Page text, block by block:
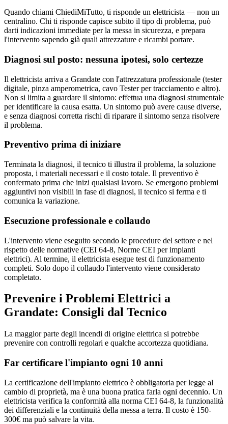
Quando chiami ChiediMiTutto, ti risponde un elettricista — non un
centralino. Chi ti risponde capisce subito il tipo di problema, può
darti indicazioni immediate per la messa in sicurezza, e prepara
l'intervento sapendo già quali attrezzature e ricambi portare.
Diagnosi sul posto: nessuna ipotesi, solo certezze
Il elettricista arriva a Grandate con l'attrezzatura professionale (tester
digitale, pinza amperometrica, cavo Tester per tracciamento e altro).
Non si limita a guardare il sintomo: effettua una diagnosi strumentale
per identificare la causa esatta. Un sintomo può avere cause diverse,
e senza diagnosi corretta rischi di riparare il sintomo senza risolvere
il problema.
Preventivo prima di iniziare
Terminata la diagnosi, il tecnico ti illustra il problema, la soluzione
proposta, i materiali necessari e il costo totale. Il preventivo è
confermato prima che inizi qualsiasi lavoro. Se emergono problemi
aggiuntivi non visibili in fase di diagnosi, il tecnico si ferma e ti
comunica la variazione.
Esecuzione professionale e collaudo
L'intervento viene eseguito secondo le procedure del settore e nel
rispetto delle normative (CEI 64-8, Norme CEI per impianti
elettrici). Al termine, il elettricista esegue test di funzionamento
completi. Solo dopo il collaudo l'intervento viene considerato
completato.
Prevenire i Problemi Elettrici a
Grandate: Consigli dal Tecnico
La maggior parte degli incendi di origine elettrica si potrebbe
prevenire con controlli regolari e qualche accortezza quotidiana.
Far certificare l'impianto ogni 10 anni
La certificazione dell'impianto elettrico è obbligatoria per legge al
cambio di proprietà, ma è una buona pratica farla ogni decennio. Un
elettricista verifica la conformità alla norma CEI 64-8, la funzionalità
dei differenziali e la continuità della messa a terra. Il costo è 150-
300€ ma può salvare la vita.